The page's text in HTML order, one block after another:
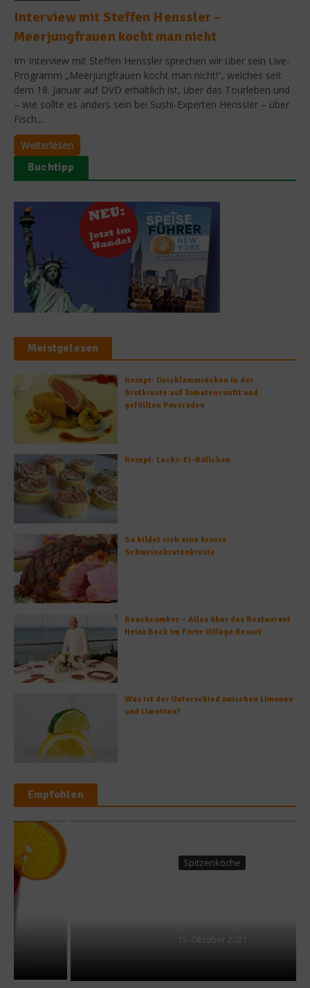
Interview mit Steffen Henssler –
Meerjungfrauen kocht man nicht
Im Interview mit Steffen Henssler sprechen wir über sein Live-
Programm „Meerjungfrauen kocht man nicht!“, welches seit
dem 18. Januar auf DVD erhältlich ist, über das Tourleben und
– wie sollte es anders sein bei Sushi-Experten Henssler – über
Fisch....
Weiterlesen
Buchtipp
Meistgelesen
Rezept: Deichlammrücken in der
Brotkruste auf Tomatenconfit und
gefüllten Poveraden
Rezept: Lachs-Ei-Röllchen
So bildet sich eine krosse
Schweinebratenkruste
Beachcomber – Alles über das Restaurant
Heinz Beck im Forte Village Resort
Was ist der Unterschied zwischen Limonen
und Limetten?
Empfohlen
15. Oktober 2021